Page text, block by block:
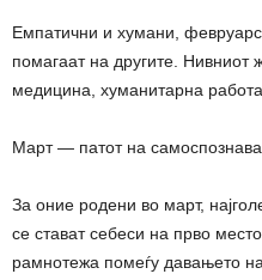
Емпатични и хумани,
помагаат на другите. Нивниот
медицина, хуманитарна
Март — патот на
За оние родени во март,
се стават себеси на прво
рамнотежа помеѓу давањето